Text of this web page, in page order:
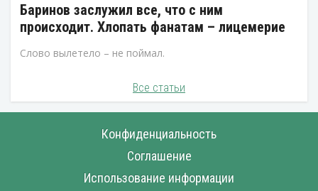
Баринов заслужил все, что с ним
происходит. Хлопать фанатам – лицемерие
Слово вылетело – не поймал.
Все статьи
Конфиденциальность
Соглашение
Использование информации